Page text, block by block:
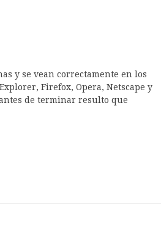
y se vean correctamente en los
Firefox, Opera, Netscape y
de terminar resulto que